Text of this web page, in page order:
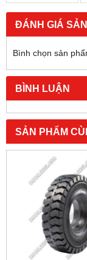
ĐÁNH GIÁ
Bình chọn sản
BÌNH LUẬN
SẢN PHẨM